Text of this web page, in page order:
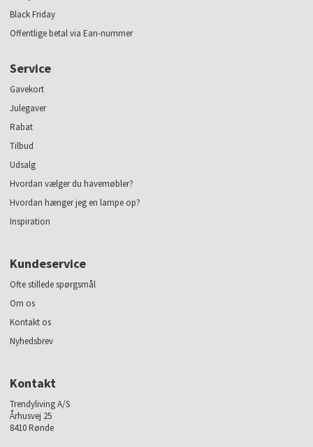
Black Friday
Offentlige betal via Ean-nummer
Service
Gavekort
Julegaver
Rabat
Tilbud
Udsalg
Hvordan vælger du havemøbler?
Hvordan hænger jeg en lampe op?
Inspiration
Kundeservice
Ofte stillede spørgsmål
Om os
Kontakt os
Nyhedsbrev
Kontakt
Trendyliving A/S
Århusvej 25
8410 Rønde